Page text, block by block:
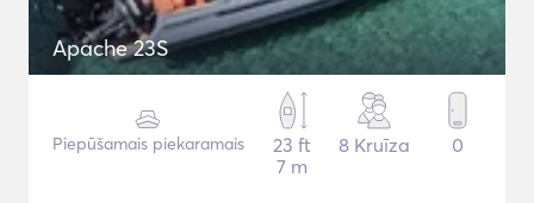
Apache 23S
Piepūšamais piekaramais
23 ft
7 m
8 Kruīza 0